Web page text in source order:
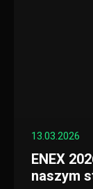
13.03.2026
ENEX
naszym